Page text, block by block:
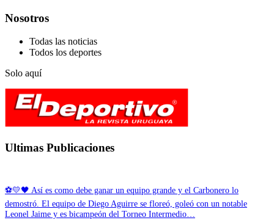
Nosotros
Todas las noticias
Todos los deportes
Solo aquí
Ultimas Publicaciones
⚽💛🖤 Así es como debe ganar un equipo grande y el Carbonero lo
demostró. El equipo de Diego Aguirre se floreó, goleó con un notable
Leonel Jaime y es bicampeón del Torneo Intermedio…